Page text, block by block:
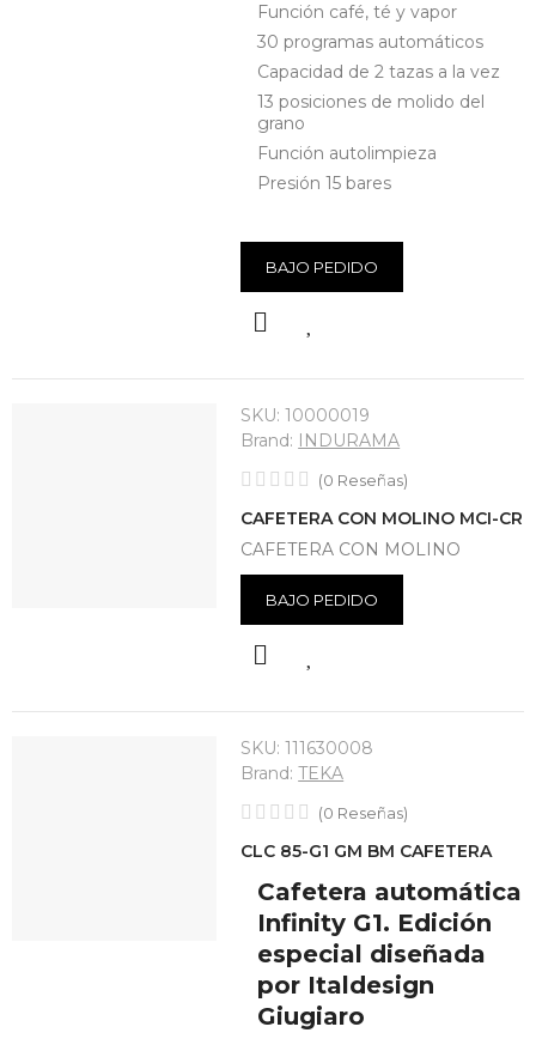
Función café, té y vapor
30 programas automáticos
Capacidad de 2 tazas a la vez
13 posiciones de molido del
grano
Función autolimpieza
Presión 15 bares
BAJO PEDIDO
SKU:10000019
Brand: INDURAMA
(0 Reseñas)
CAFETERA CON MOLINO MCI-CR
CAFETERA CON MOLINO
BAJO PEDIDO
SKU:111630008
Brand:TEKA
(0 Reseñas)
CLC 85-G1 GM BM CAFETERA
Cafetera automática
Infinity G1. Edición
especial diseñada
por Italdesign
Giugiaro
HORNO
HBB 535
Horno Con
Limpieza
HydroClean®
ECO 76 Litros
Asados
Ver
Producto